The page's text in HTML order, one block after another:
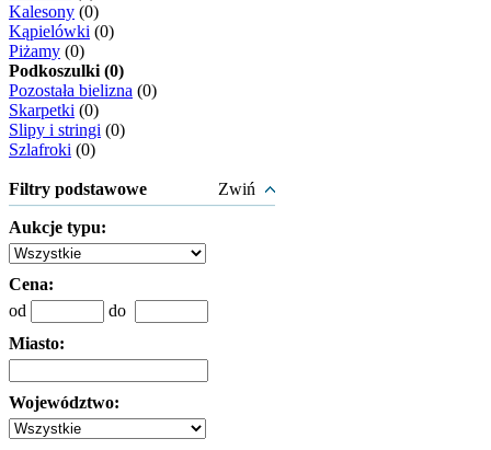
Kalesony (0)
Kąpielówki (0)
Piżamy (0)
Podkoszulki (0)
Pozostała bielizna (0)
Skarpetki (0)
Slipy i stringi (0)
Szlafroki (0)
Filtry podstawowe Zwiń
Aukcje typu:
Cena:
od
do
Miasto:
Województwo: